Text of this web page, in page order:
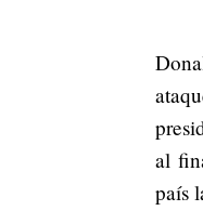
al
país